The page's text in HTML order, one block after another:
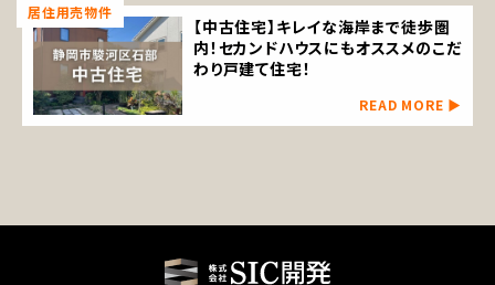
居住用売物件
【中古住宅】キレイな海岸まで徒歩圏
内！セカンドハウスにもオススメのこだ
わり戸建て住宅！
READ MORE ▶︎